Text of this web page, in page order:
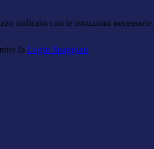
indicato con le istruzioni necessarie.
la Login Spaggiari